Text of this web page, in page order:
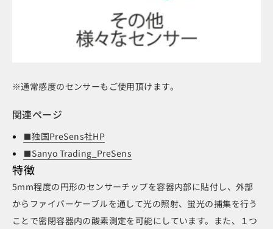
※通常感度のセンサーもご使用頂けます。
関連ページ
独国PreSens社HP
Sanyo Trading_PreSens
特徴
5mm程度の円形のセンサーチップを容器内部に貼付し、外部
からファイバーケーブルを通して光の照射、蛍光の捕集を行う
ことで密閉容器内の酸素測定を可能にしています。また、１つ